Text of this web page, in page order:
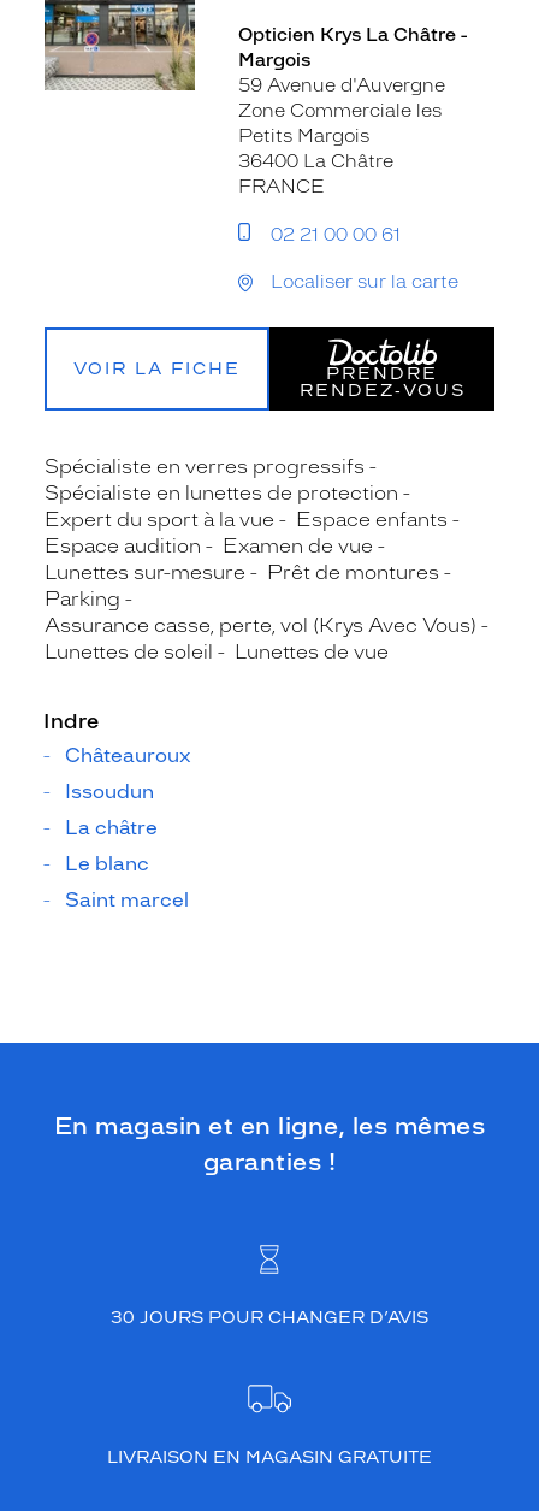
Opticien Krys La Châtre -
Margois
59 Avenue d'Auvergne
Zone Commerciale les
Petits Margois
36400 La Châtre
FRANCE
02 21 00 00 61
Localiser sur la carte
VOIR LA FICHE
PRENDRE
RENDEZ‑VOUS
Spécialiste en verres progressifs
Spécialiste en lunettes de protection
Expert du sport à la vue
Espace enfants
Espace audition
Examen de vue
Lunettes sur-mesure
Prêt de montures
Parking
Assurance casse, perte, vol (Krys Avec Vous)
Lunettes de soleil
Lunettes de vue
Indre
Châteauroux
Issoudun
La châtre
Le blanc
Saint marcel
En magasin et en ligne, les mêmes
garanties !
30 JOURS POUR CHANGER D’AVIS
LIVRAISON EN MAGASIN GRATUITE